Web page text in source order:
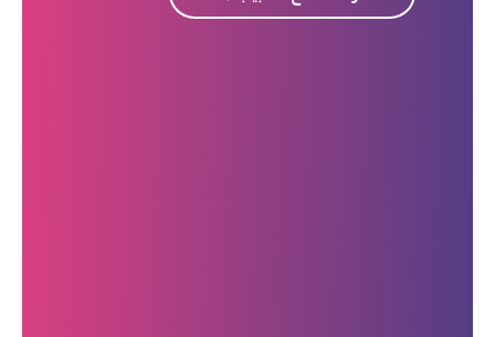
يتوجب علينا تناولها ويتعين علينا